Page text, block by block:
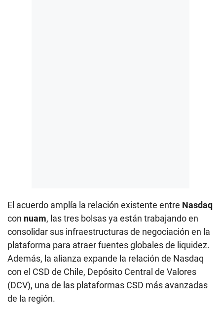
El acuerdo amplía la relación existente entre Nasdaq
con nuam, las tres bolsas ya están trabajando en
consolidar sus infraestructuras de negociación en la
plataforma para atraer fuentes globales de liquidez.
Además, la alianza expande la relación de Nasdaq
con el CSD de Chile, Depósito Central de Valores
(DCV), una de las plataformas CSD más avanzadas
de la región.